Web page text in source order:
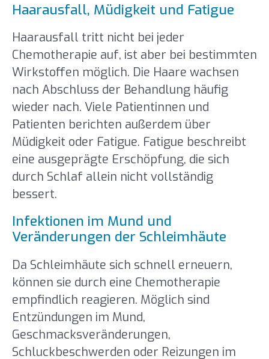
Haarausfall, Müdigkeit und Fatigue
Haarausfall tritt nicht bei jeder
Chemotherapie auf, ist aber bei bestimmten
Wirkstoffen möglich. Die Haare wachsen
nach Abschluss der Behandlung häufig
wieder nach. Viele Patientinnen und
Patienten berichten außerdem über
Müdigkeit oder Fatigue. Fatigue beschreibt
eine ausgeprägte Erschöpfung, die sich
durch Schlaf allein nicht vollständig
bessert.
Infektionen im Mund und
Veränderungen der Schleimhäute
Da Schleimhäute sich schnell erneuern,
können sie durch eine Chemotherapie
empfindlich reagieren. Möglich sind
Entzündungen im Mund,
Geschmacksveränderungen,
Schluckbeschwerden oder Reizungen im